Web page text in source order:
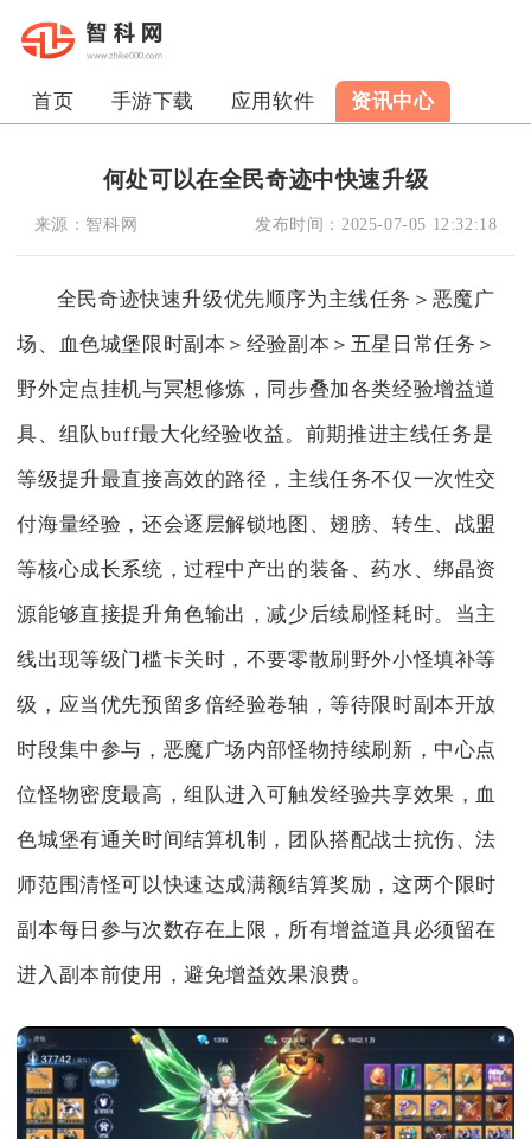
首页 手游下载 应用软件 资讯中心
何处可以在全民奇迹中快速升级
来源： 智科网 发布时间： 2025-07-05 12:32:18
全民奇迹快速升级优先顺序为主线任务＞恶魔广
场、血色城堡限时副本＞经验副本＞五星日常任务＞
野外定点挂机与冥想修炼，同步叠加各类经验增益道
具、组队buff最大化经验收益。前期推进主线任务是
等级提升最直接高效的路径，主线任务不仅一次性交
付海量经验，还会逐层解锁地图、翅膀、转生、战盟
等核心成长系统，过程中产出的装备、药水、绑晶资
源能够直接提升角色输出，减少后续刷怪耗时。当主
线出现等级门槛卡关时，不要零散刷野外小怪填补等
级，应当优先预留多倍经验卷轴，等待限时副本开放
时段集中参与，恶魔广场内部怪物持续刷新，中心点
位怪物密度最高，组队进入可触发经验共享效果，血
色城堡有通关时间结算机制，团队搭配战士抗伤、法
师范围清怪可以快速达成满额结算奖励，这两个限时
副本每日参与次数存在上限，所有增益道具必须留在
进入副本前使用，避免增益效果浪费。